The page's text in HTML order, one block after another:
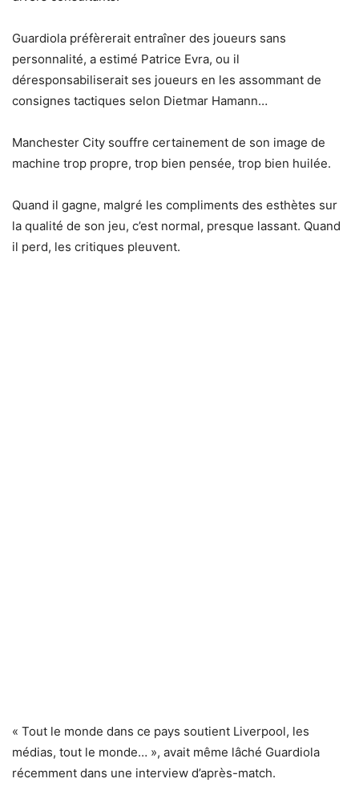
Guardiola préfèrerait entraîner des joueurs sans
personnalité, a estimé Patrice Evra, ou il
déresponsabiliserait ses joueurs en les assommant de
consignes tactiques selon Dietmar Hamann…
Manchester City souffre certainement de son image de
machine trop propre, trop bien pensée, trop bien huilée.
Quand il gagne, malgré les compliments des esthètes sur
la qualité de son jeu, c’est normal, presque lassant. Quand
il perd, les critiques pleuvent.
« Tout le monde dans ce pays soutient Liverpool, les
médias, tout le monde… », avait même lâché Guardiola
récemment dans une interview d’après-match.